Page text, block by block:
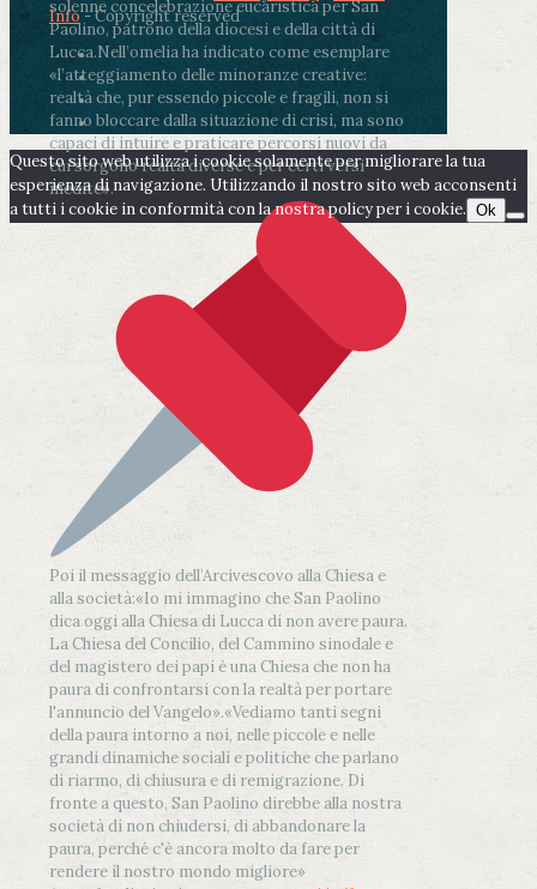
solenne concelebrazione eucaristica per San
Paolino, patrono della diocesi e della città di
Lucca.Nell’omelia ha indicato come esemplare
«l’atteggiamento delle minoranze creative:
realtà che, pur essendo piccole e fragili, non si
fanno bloccare dalla situazione di crisi, ma sono
capaci di intuire e praticare percorsi nuovi da
cui sorgono realtà diverse e per certi versi
inedite».
Poi il messaggio dell’Arcivescovo alla Chiesa e
alla società:«Io mi immagino che San Paolino
dica oggi alla Chiesa di Lucca di non avere paura.
La Chiesa del Concilio, del Cammino sinodale e
del magistero dei papi è una Chiesa che non ha
paura di confrontarsi con la realtà per portare
l'annuncio del Vangelo».«Vediamo tanti segni
della paura intorno a noi, nelle piccole e nelle
grandi dinamiche sociali e politiche che parlano
di riarmo, di chiusura e di remigrazione. Di
fronte a questo, San Paolino direbbe alla nostra
società di non chiudersi, di abbandonare la
paura, perché c'è ancora molto da fare per
rendere il nostro mondo migliore»
Info- Copyright reserved
Questo sito web utilizza i cookie solamente per migliorare la tua
esperienza di navigazione. Utilizzando il nostro sito web acconsenti
a tutti i cookie in conformità con la nostra policy per i cookie. Ok